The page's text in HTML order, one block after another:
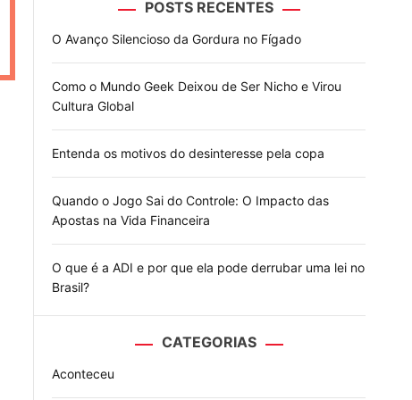
o
e
POSTS RECENTES
O Avanço Silencioso da Gordura no Fígado
Como o Mundo Geek Deixou de Ser Nicho e Virou
Cultura Global
Entenda os motivos do desinteresse pela copa
Quando o Jogo Sai do Controle: O Impacto das
Apostas na Vida Financeira
O que é a ADI e por que ela pode derrubar uma lei no
Brasil?
CATEGORIAS
Aconteceu